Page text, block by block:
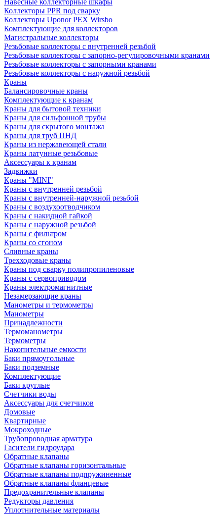
Коллекторы PPR под сварку
Коллекторы Uponor PEX Wirsbo
Комплектующие для коллекторов
Магистральные коллекторы
Резьбовые коллекторы с внутренней резьбой
Резьбовые коллекторы с запорно-регулировочными кранами
Резьбовые коллекторы с запорными кранами
Резьбовые коллекторы с наружной резьбой
Краны
Балансировочные краны
Комплектующие к кранам
Краны для бытовой техники
Краны для сильфонной трубы
Краны для скрытого монтажа
Краны для труб ПНД
Краны из нержавеющей стали
Краны латунные резьбовые
Аксессуары к кранам
Задвижки
Краны "MINI"
Краны с внутренней резьбой
Краны с внутренней-наружной резьбой
Краны с воздухоотводчиком
Краны с накидной гайкой
Краны с наружной резьбой
Краны с фильтром
Краны со сгоном
Сливные краны
Трехходовые краны
Краны под сварку полипропиленовые
Краны с сервоприводом
Краны электромагнитные
Незамерзающие краны
Манометры и термометры
Манометры
Принадлежности
Термоманометры
Термометры
Накопительные емкости
Баки прямоугольные
Баки подземные
Комплектующие
Баки круглые
Счетчики воды
Аксессуары для счетчиков
Домовые
Квартирные
Мокроходные
Трубопроводная арматура
Гасители гидроудара
Обратные клапаны
Обратные клапаны горизонтальные
Обратные клапаны подпружиненные
Обратные клапаны фланцевые
Предохранительные клапаны
Редукторы давления
Уплотнительные материалы